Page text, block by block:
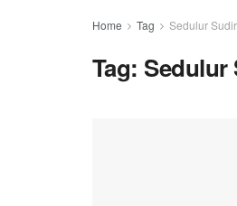
Home Tag Sedulur
Tag: Sedulur